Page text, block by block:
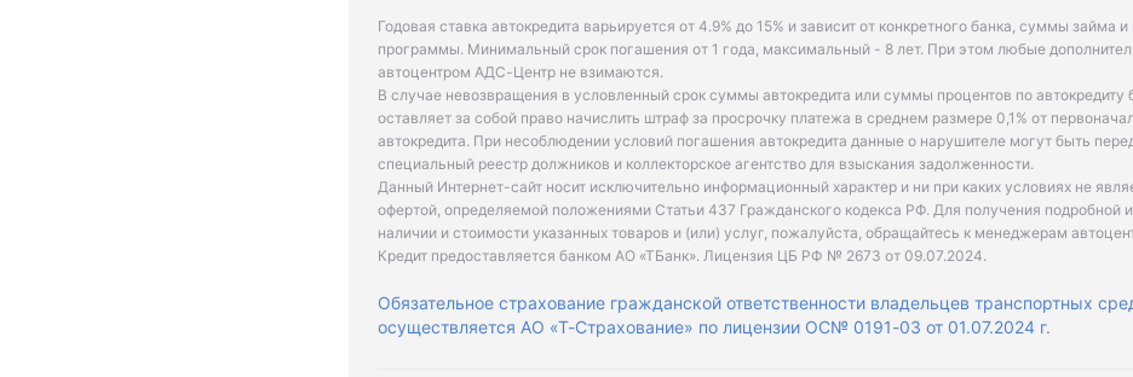
Годовая ставка автокредита варьируется от 4.9% до 15% и зависит от конкретного банка, суммы займа и
программы. Минимальный срок погашения от 1 года, максимальный - 8 лет. При этом любые
автоцентром АДС-Центр не взимаются.
В случае невозвращения в условленный срок суммы автокредита или суммы процентов по автокредиту
оставляет за собой право начислить штраф за просрочку платежа в среднем размере 0,1% от
автокредита. При несоблюдении условий погашения автокредита данные о нарушителе могут быть
специальный реестр должников и коллекторское агентство для взыскания задолженности.
Данный Интернет-сайт носит исключительно информационный характер и ни при каких условиях не
офертой, определяемой положениями Статьи 437 Гражданского кодекса РФ. Для получения подробной
наличии и стоимости указанных товаров и (или) услуг, пожалуйста, обращайтесь к менеджерам
Кредит предоставляется банком АО «ТБанк». Лицензия ЦБ РФ № 2673 от 09.07.2024.
Обязательное страхование гражданской ответственности владельцев транспортных
осуществляется АО «Т-Страхование» по лицензии ОС№ 0191-03 от 01.07.2024 г.